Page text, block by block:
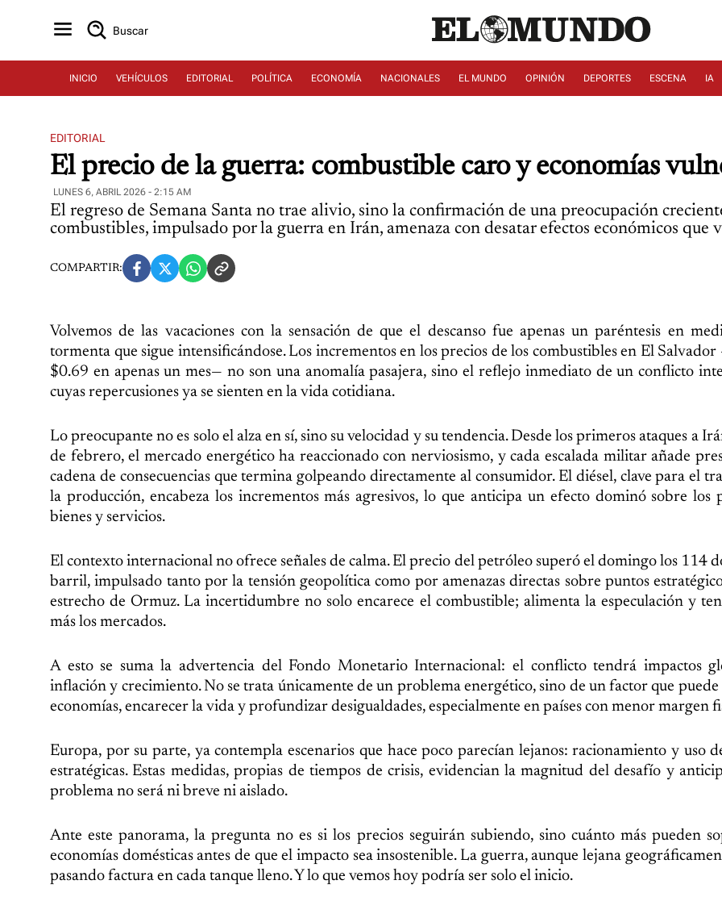
Buscar
INICIO VEHÍCULOS EDITORIAL POLÍTICA ECONOMÍA NACIONALES EL MUNDO OPINIÓN DEPORTES ESCENA IA
EDITORIAL
El precio de la guerra: combustible caro y economías
LUNES 6, ABRIL 2026 - 2:15 AM
El regreso de Semana Santa no trae alivio, sino la confirmación de una preocupación
combustibles, impulsado por la guerra en Irán, amenaza con desatar efectos económicos que
COMPARTIR:
Volvemos de las vacaciones con la sensación de que el descanso fue apenas un paréntesis en
tormenta que sigue intensificándose. Los incrementos en los precios de los combustibles en El Salvador
$0.69 en apenas un mes— no son una anomalía pasajera, sino el reflejo inmediato de un conflicto
cuyas repercusiones ya se sienten en la vida cotidiana.
Lo preocupante no es solo el alza en sí, sino su velocidad y su tendencia. Desde los primeros ataques a
de febrero, el mercado energético ha reaccionado con nerviosismo, y cada escalada militar añade
cadena de consecuencias que termina golpeando directamente al consumidor. El diésel, clave para el
la producción, encabeza los incrementos más agresivos, lo que anticipa un efecto dominó sobre los
bienes y servicios.
El contexto internacional no ofrece señales de calma. El precio del petróleo superó el domingo los 114
barril, impulsado tanto por la tensión geopolítica como por amenazas directas sobre puntos
estrecho de Ormuz. La incertidumbre no solo encarece el combustible; alimenta la especulación y
más los mercados.
A esto se suma la advertencia del Fondo Monetario Internacional: el conflicto tendrá impactos
inflación y crecimiento. No se trata únicamente de un problema energético, sino de un factor que
economías, encarecer la vida y profundizar desigualdades, especialmente en países con menor margen
Europa, por su parte, ya contempla escenarios que hace poco parecían lejanos: racionamiento y uso
estratégicas. Estas medidas, propias de tiempos de crisis, evidencian la magnitud del desafío y
problema no será ni breve ni aislado.
Ante este panorama, la pregunta no es si los precios seguirán subiendo, sino cuánto más pueden
economías domésticas antes de que el impacto sea insostenible. La guerra, aunque lejana
pasando factura en cada tanque lleno. Y lo que vemos hoy podría ser solo el inicio.